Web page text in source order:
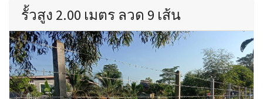
รั้วสูง 2.00 เมตร ลวด 9 เส้น